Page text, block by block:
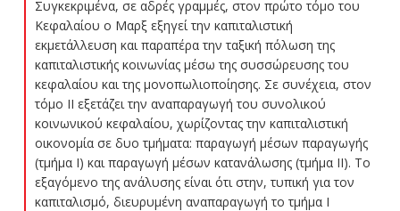
Συγκεκριμένα, σε αδρές γραμμές, στον πρώτο τόμο του
Κεφαλαίου ο Μαρξ εξηγεί την καπιταλιστική
εκμετάλλευση και παραπέρα την ταξική πόλωση της
καπιταλιστικής κοινωνίας μέσω της συσσώρευσης του
κεφαλαίου και της μονοπωλιοποίησης. Σε συνέχεια, στον
τόμο ΙΙ εξετάζει την αναπαραγωγή του συνολικού
κοινωνικού κεφαλαίου, χωρίζοντας την καπιταλιστική
οικονομία σε δυο τμήματα: παραγωγή μέσων παραγωγής
(τμήμα Ι) και παραγωγή μέσων κατανάλωσης (τμήμα ΙΙ). Το
εξαγόμενο της ανάλυσης είναι ότι στην, τυπική για τον
καπιταλισμό, διευρυμένη αναπαραγωγή το τμήμα Ι